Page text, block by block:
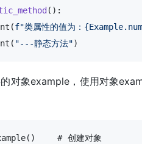
():
f"类属性的值为：
"---静态方法")
对象example，使用对象
    # 创建对象